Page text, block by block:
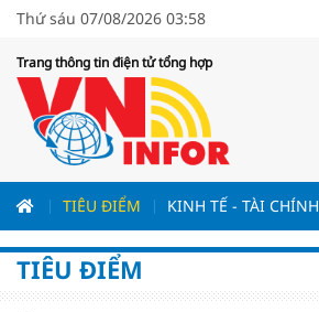
Thứ sáu 07/08/2026 03:58
Trang thông tin điện tử tổng hợp
TIÊU ĐIỂM KINH TẾ - TÀI CHÍNH
TIÊU ĐIỂM